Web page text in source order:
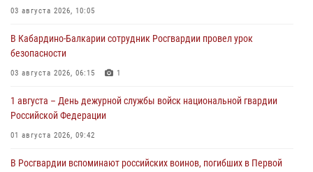
03 августа 2026, 10:05
В Кабардино‑Балкарии сотрудник Росгвардии провел урок
безопасности
03 августа 2026, 06:15 1
1 августа – День дежурной службы войск национальной гвардии
Российской Федерации
01 августа 2026, 09:42
В Росгвардии вспоминают российских воинов, погибших в Первой